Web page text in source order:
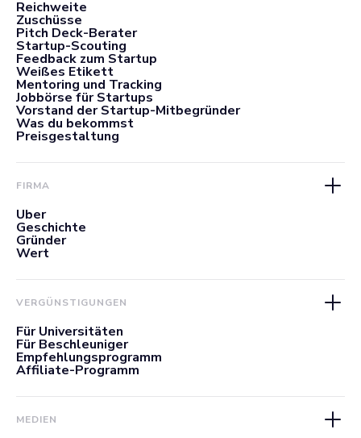
Reichweite
Zuschüsse
Pitch Deck-Berater
Startup-Scouting
Feedback zum Startup
Weißes Etikett
Mentoring und Tracking
Jobbörse für Startups
Vorstand der Startup-Mitbegründer
Was du bekommst
Preisgestaltung
FIRMA
Über
Geschichte
Gründer
Wert
VERGÜNSTIGUNGEN
Für Universitäten
Für Beschleuniger
Empfehlungsprogramm
Affiliate-Programm
MEDIEN